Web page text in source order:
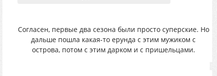
Согласен, первые два сезона были просто суперские. Но
дальше пошла какая-то ерунда с этим мужиком с
острова, потом с этим дарком и с пришельцами.